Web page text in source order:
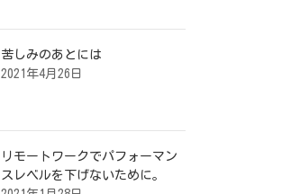
苦しみのあとには
2021年4月26日
リモートワークでパフォーマン
スレベルを下げないために。